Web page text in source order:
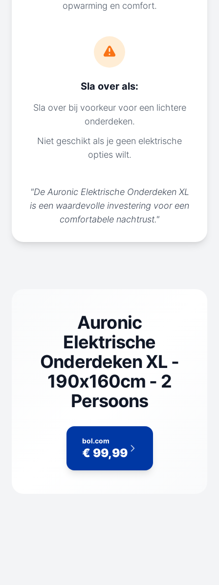
opwarming en comfort.
Sla over als:
Sla over bij voorkeur voor een lichtere
onderdeken.
Niet geschikt als je geen elektrische
opties wilt.
"De Auronic Elektrische Onderdeken XL
is een waardevolle investering voor een
comfortabele nachtrust."
Auronic
Elektrische
Onderdeken XL -
190x160cm - 2
Persoons
bol.com
€ 99,99